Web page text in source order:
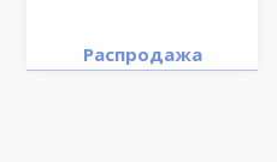
Распродажа